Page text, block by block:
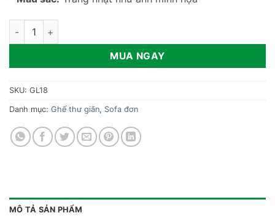
Ghế sofa đơn lông cừu GL18 số lượng
MUA NGAY
SKU: GL18
Danh mục: Ghế thư giãn, Sofa đơn
MÔ TẢ SẢN PHẨM